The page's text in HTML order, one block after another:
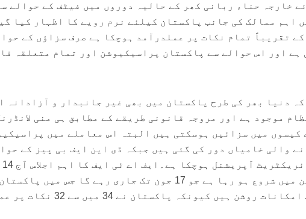
خارجہ حناء ربانی کھر کے حالیہ دوروں میں فیٹف کے حوالے
اہم ممالک کی جانب پاکستان کیلئے نرم رویے کا اظہار کیا
کے تقریباً تمام نکات پر عملدرآمد ہوچکا ہے صرف سزاؤں کے
ہے اور اس حوالے سے پاکستان پراسیکیوشن اور تمام متعلقہ
دنیا بھر کی طرح پاکستان میں بھی غیر جانبدار و آزادانہ
موجود ہے اور مروجہ قانونی طریقے کے مطابق ہی منی
کیسوں میں سزائیں ہوسکتی ہیں البتہ اس معاملے میں
والی خامیاں دور کی گئی ہیں جبکہ ڈی این ایف بی پیز کے
سے جرمنی کے شہر برلن میں شروع ہو رہا ہے جو 17 جون تک جاری رہے گا جس میں
گرے لسٹ سے نکلنے کے امکانات روشن ہیں کیونکہ پاکستان نے 34